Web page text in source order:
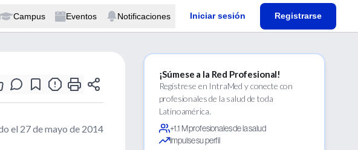
Campus Eventos Notificaciones Iniciar sesión Registrarse
el 27 de mayo de 2014
¡Súmese a la Red Profesional!
Regístrese en IntraMed y conecte con
profesionales de la salud de toda
Latinoamérica.
+1.1 M profesionales de la salud
Impulse su perfil